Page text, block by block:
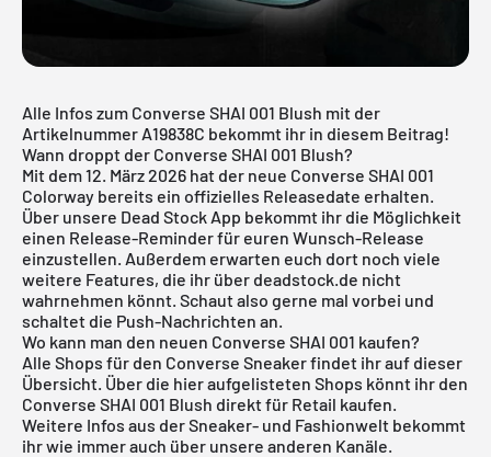
Alle Infos zum Converse SHAI 001 Blush mit der
Artikelnummer A19838C bekommt ihr in diesem Beitrag!
Wann droppt der Converse SHAI 001 Blush?
Mit dem 12. März 2026 hat der neue Converse SHAI 001
Colorway bereits ein offizielles Releasedate erhalten.
Über unsere Dead Stock App bekommt ihr die Möglichkeit
einen Release-Reminder für euren Wunsch-Release
einzustellen. Außerdem erwarten euch dort noch viele
weitere Features, die ihr über deadstock.de nicht
wahrnehmen könnt. Schaut also gerne mal vorbei und
schaltet die Push-Nachrichten an.
Wo kann man den neuen Converse SHAI 001 kaufen?
Alle Shops für den Converse Sneakerfindet ihr auf dieser
Übersicht. Über die hier aufgelisteten Shops könnt ihr den
Converse SHAI 001 Blush direkt für Retail kaufen.
Weitere Infos aus der Sneaker- und Fashionwelt bekommt
ihr wie immer auch über unsere anderen Kanäle.